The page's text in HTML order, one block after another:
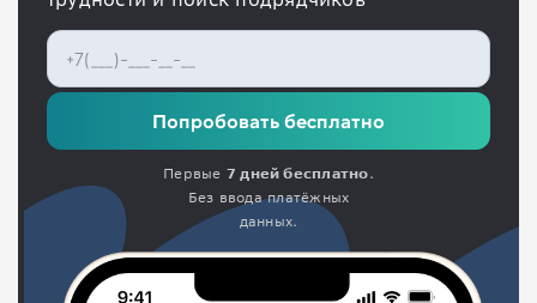
Попробовать бесплатно
Первые 7 дней бесплатно.
Без ввода платёжных
данных.